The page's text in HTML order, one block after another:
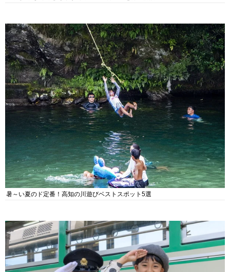
暑～い夏のド定番！高知の川遊びベストスポット5選